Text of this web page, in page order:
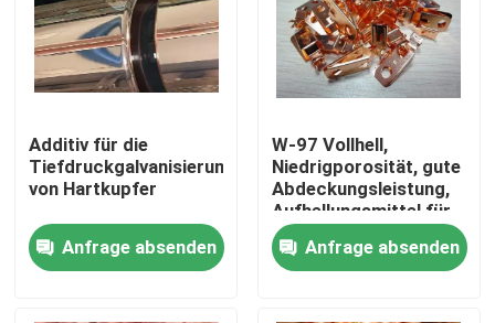
Zu Hause
Produkte
Videos
Additiv für die
Tiefdruckgalvanisierung
von Hartkupfer
Anfrage absenden
W-97 Vollhell,
Niedrigporosität, gute
Abdeckungsleistung,
Aufhellungsmittel für
Kupferplattierung mit
Cyanid, chemisches
Hilfsmittel
Anfrage absenden